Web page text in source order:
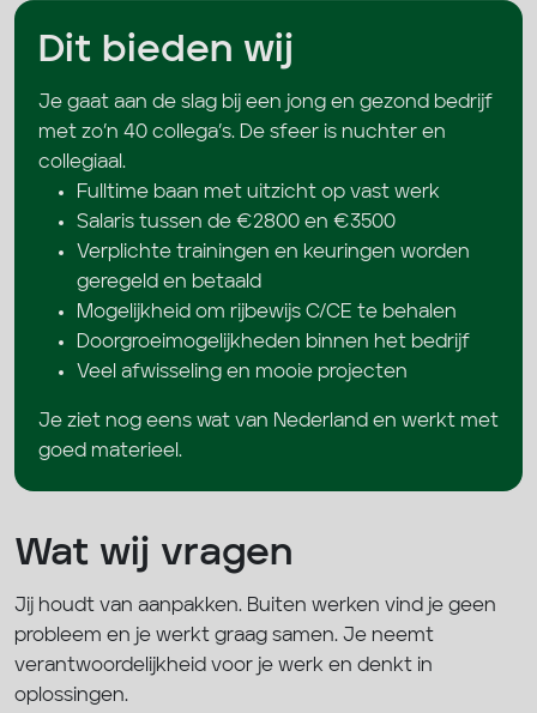
Dit bieden wij
Je gaat aan de slag bij een jong en gezond bedrijf
met zo’n 40 collega’s. De sfeer is nuchter en
collegiaal.
Fulltime baan met uitzicht op vast werk
Salaris tussen de €2800 en €3500
Verplichte trainingen en keuringen worden
geregeld en betaald
Mogelijkheid om rijbewijs C/CE te behalen
Doorgroeimogelijkheden binnen het bedrijf
Veel afwisseling en mooie projecten
Je ziet nog eens wat van Nederland en werkt met
goed materieel.
Wat wij vragen
Jij houdt van aanpakken. Buiten werken vind je geen
probleem en je werkt graag samen. Je neemt
verantwoordelijkheid voor je werk en denkt in
oplossingen.